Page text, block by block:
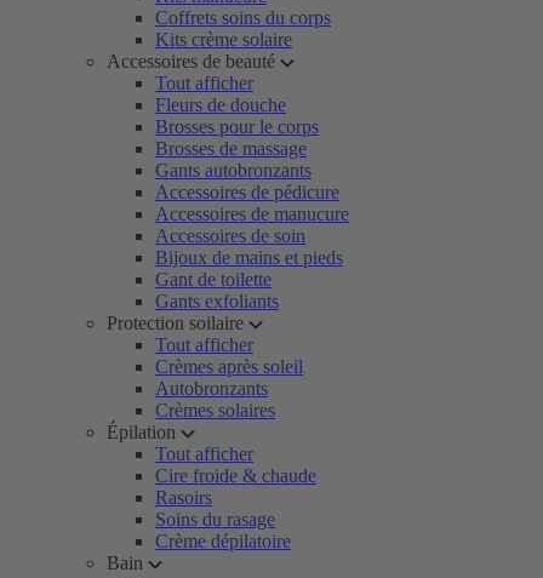
Coffrets soins du corps
Kits crème solaire
Accessoires de beauté
Tout afficher
Fleurs de douche
Brosses pour le corps
Brosses de massage
Gants autobronzants
Accessoires de pédicure
Accessoires de manucure
Accessoires de soin
Bijoux de mains et pieds
Gant de toilette
Gants exfoliants
Protection soilaire
Tout afficher
Crèmes après soleil
Autobronzants
Crèmes solaires
Épilation
Tout afficher
Cire froide & chaude
Rasoirs
Soins du rasage
Crème dépilatoire
Bain